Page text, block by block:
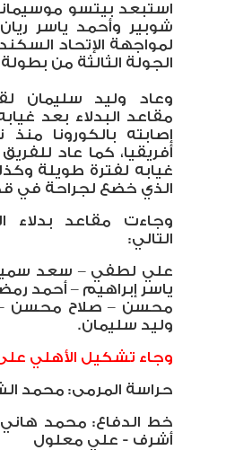
استبعد بيتسو
شوبير وأحمد ياسر
لمواجهة الإتحاد
الجولة الثالثة من
وعاد وليد سليمان
مقاعد البدلاء بعد
إصابته بالكورونا
أفريقيا، كما عاد
غيابه لفترة طويلة
الذي خضع لجراحة في
وجاءت مقاعد بدلاء
التالي:
علي لطفي – سعد
ياسر إبراهيم – أحمد
محسن – صلاح محسن
وليد سليمان.
وجاء تشكيل الأهلي على
حراسة المرمى: محمد
خط الدفاع: محمد هاني
أشرف - علي معلول